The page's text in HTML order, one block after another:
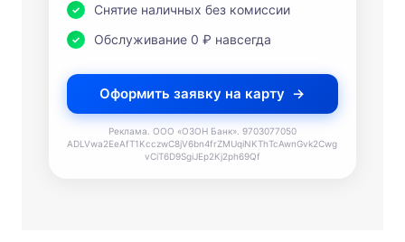
Снятие наличных без комиссии
Обслуживание 0 ₽ навсегда
Оформить заявку на карту
Реклама. ООО «ОЗОН Банк». 9703077050
ADLVwa2EeAfT1KcczwC8jV6bn4frZMUqiNKThTcAwnGvk2Cwg
vCiT6D9SgiJEp2Kj2ph69Qf